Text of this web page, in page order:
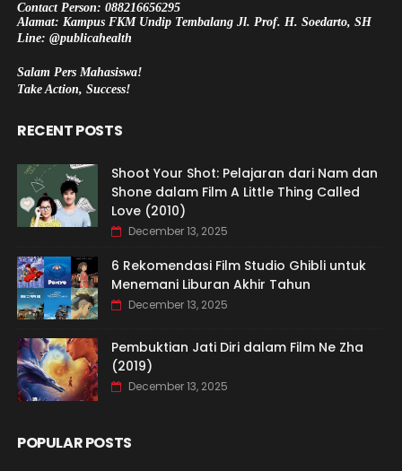
Contact Person: 088216656295
Alamat: Kampus FKM Undip Tembalang Jl. Prof. H. Soedarto, SH
Line: @publicahealth
Salam Pers Mahasiswa!
Take Action, Success!
RECENT POSTS
Shoot Your Shot: Pelajaran dari Nam dan
Shone dalam Film A Little Thing Called
Love (2010)
December 13, 2025
6 Rekomendasi Film Studio Ghibli untuk
Menemani Liburan Akhir Tahun
December 13, 2025
Pembuktian Jati Diri dalam Film Ne Zha
(2019)
December 13, 2025
POPULAR POSTS